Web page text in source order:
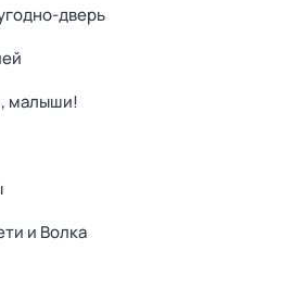
дверь
малыши!
и Волка